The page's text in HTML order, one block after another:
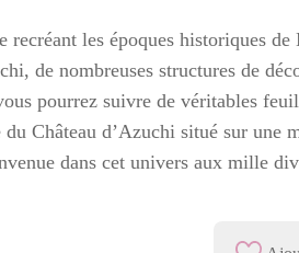
recréant les époques historiques
de nombreuses structures de
pourrez suivre de véritables
du Château d’Azuchi situé sur
dans cet univers aux mille